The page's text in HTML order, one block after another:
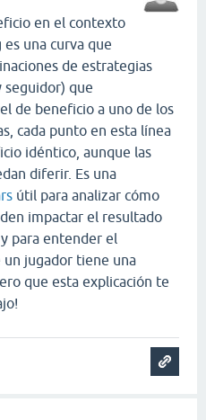
en el contexto
una curva que
de estrategias
seguidor) que
de beneficio a uno de los
cada punto en esta línea
idéntico, aunque las
diferir. Es una
útil para analizar cómo
impactar el resultado
para entender el
jugador tiene una
que esta explicación te